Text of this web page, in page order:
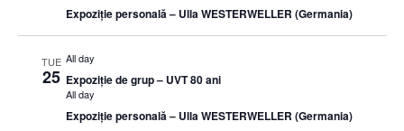
Expoziție personală – Ulla WESTERWELLER (Germania)
TUE
25
All day
Expoziție de grup – UVT 80 ani
All day
Expoziție personală – Ulla WESTERWELLER (Germania)